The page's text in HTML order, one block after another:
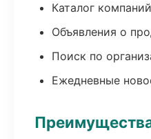
Каталог
Объявления о
Поиск по
Ежедневные